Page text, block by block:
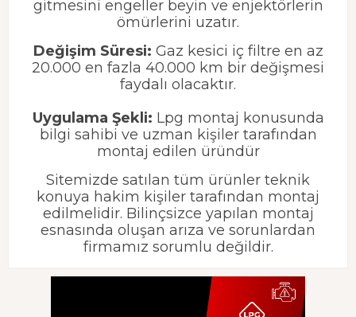
gitmesini engeller beyin ve enjektörlerin
ömürlerini uzatır.
Değişim Süresi: Gaz kesici iç filtre en az
20.000 en fazla 40.000 km bir değişmesi
faydalı olacaktır.
Uygulama Şekli: Lpg montaj konusunda
bilgi sahibi ve uzman kişiler tarafından
montaj edilen üründür
Sitemizde satılan tüm ürünler teknik
konuya hakim kişiler tarafından montaj
edilmelidir. Bilinçsizce yapılan montaj
esnasında oluşan arıza ve sorunlardan
firmamız sorumlu değildir.